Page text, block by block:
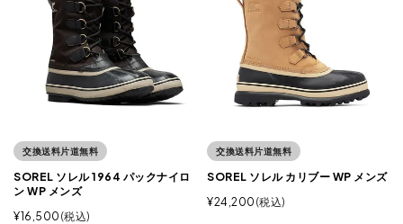
交換送料片道無料
SOREL ソレル 1964 パックナイロ
ン WP メンズ
¥16,500 税込
交換送料片道無料
SOREL ソレル カリブー WP メンズ
¥24,200 税込